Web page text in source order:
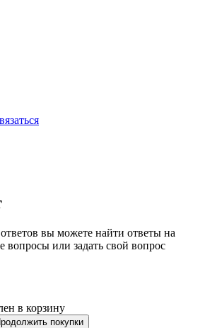
вы можете найти ответы на
вопросы или задать свой вопрос
в корзину
покупки